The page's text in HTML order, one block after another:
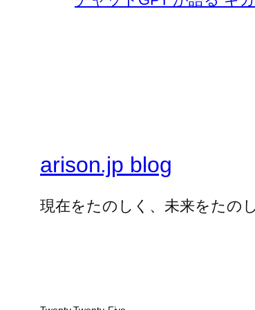
arison.jp blog
現在をたのしく、未来をたの